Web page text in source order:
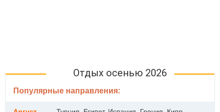
Отдых осенью 2026
Популярные направления: